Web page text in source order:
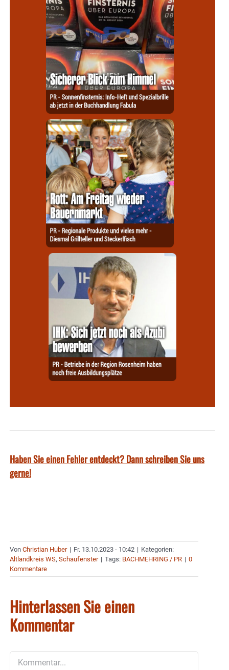
Haben Sie einen Fehler entdeckt? Dann schreiben Sie uns
gerne!
Von Christian Huber | Fr. 13.10.2023 - 10:42 | Kategorien:
Altlandkreis WS, Schaufenster | Tags: BACHMEHRING / PR | 0
Kommentare
Hinterlassen Sie einen
Kommentar